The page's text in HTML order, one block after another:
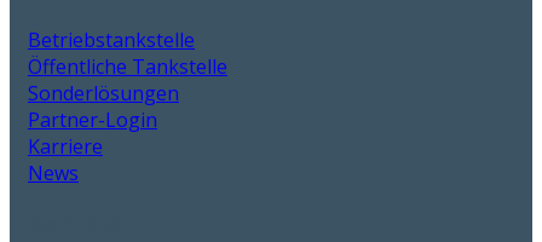
Betriebstankstelle
Öffentliche Tankstelle
Sonderlösungen
Partner-Login
Karriere
News